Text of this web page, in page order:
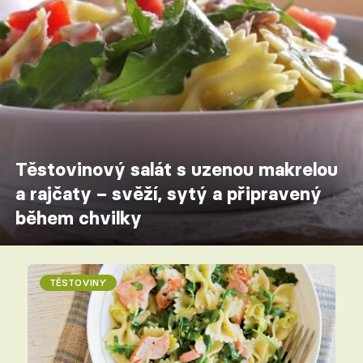
Těstovinový salát s uzenou makrelou
a rajčaty – svěží, sytý a připravený
během chvilky
TĚSTOVINY